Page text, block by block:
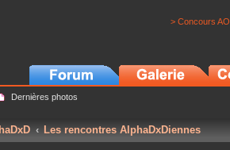
> Concours
Dernières photos
Les rencontres AlphaDxDiennes